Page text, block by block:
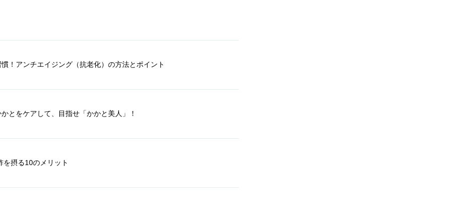
！アンチエイジング（抗老化）の方法とポイント
とをケアして、目指せ「かかと美人」！
摂る10のメリット